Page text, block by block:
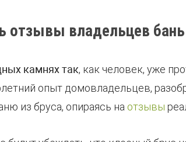
отзывы владельцев бань
камнях так, как человек, уже
опыт домовладельцев,
из бруса, опираясь на отзывы